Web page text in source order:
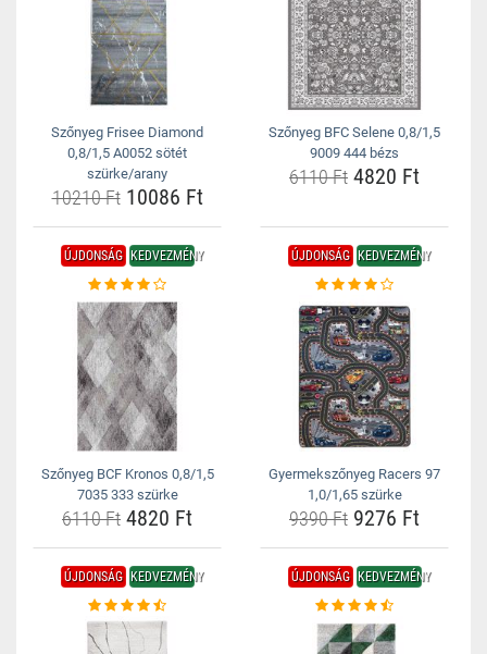
Szőnyeg Frisee Diamond
0,8/1,5 A0052 sötét
szürke/arany
10210 Ft10086 Ft
Szőnyeg BFC Selene 0,8/1,5
9009 444 bézs
6110 Ft 4820 Ft
ÚJDONSÁG KEDVEZMÉNY
Szőnyeg BCF Kronos 0,8/1,5
7035 333 szürke
6110 Ft 4820 Ft
ÚJDONSÁG KEDVEZMÉNY
Gyermekszőnyeg Racers 97
1,0/1,65 szürke
9390 Ft 9276 Ft
ÚJDONSÁG KEDVEZMÉNY ÚJDONSÁG KEDVEZMÉNY